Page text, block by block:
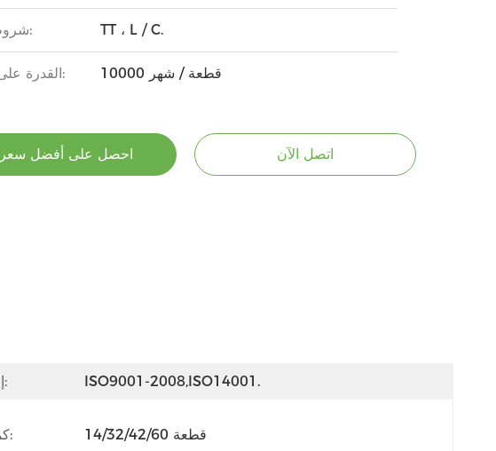
شروط الدفع: TT ، L / C.
القدرة على التوريد: 10000 قطعة / شهر
احصل على أفضل سعر اتصل الآن
إصدار الشهادات: ISO9001-2008,ISO14001.
كمية من الشفرة: 14/32/42/60 قطعة